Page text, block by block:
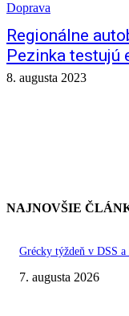
Doprava
Regionálne
Pezinka testujú
8. augusta 2023
NAJNOVŠIE
Grécky týždeň v DSS
7. augusta 2026